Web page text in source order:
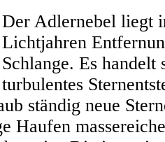
Der Adlernebel liegt
Lichtjahren
Schlange. Es handelt
turbulentes
ständig neue
Haufen